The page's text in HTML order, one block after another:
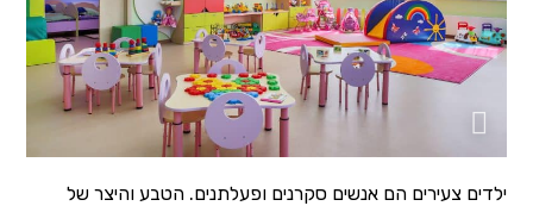
ילדים צעירים הם אנשים סקרנים ופעלתנים. הטבע והיצר של